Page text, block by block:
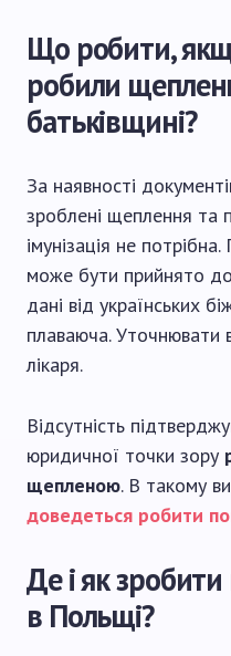
Що робити,
робили
батьківщині?
За наявності
зроблені щеплення та
імунізація не
може бути прийнято
дані від українських
плаваюча. Уточнювати
лікаря.
Відсутність
юридичної точки зору
щепленою. В такому
доведеться робити
Де і як
в Польщі?